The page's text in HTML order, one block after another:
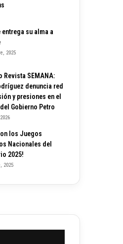
entrega su alma a
2025
Revista SEMANA:
denuncia red
y presiones en el
Gobierno Petro
los Juegos
Nacionales del
2025!
2025